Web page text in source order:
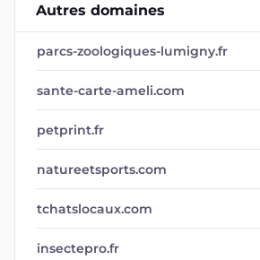
Autres domaines
parcs-zoologiques-lumigny.fr
sante-carte-ameli.com
petprint.fr
natureetsports.com
tchatslocaux.com
insectepro.fr